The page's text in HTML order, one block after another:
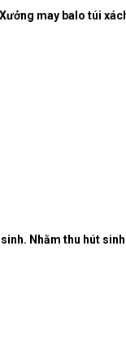
may balo túi
Nhằm thu hút